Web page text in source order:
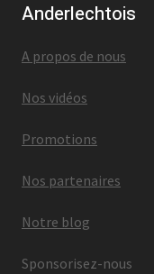
Anderlechtois
A propos de nous
Nos vidéos
Promotions
Nos partenaires
Notre blog
Sponsorisez-nous